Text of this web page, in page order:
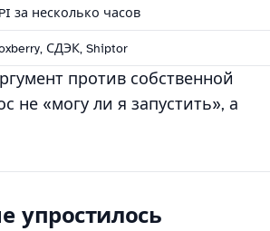
за несколько часов
СДЭК, Shiptor
против собственной
не «могу ли я запустить», а
упростилось